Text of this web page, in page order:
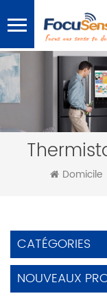
Domicile
CATÉGORIES
NOUVEAUX